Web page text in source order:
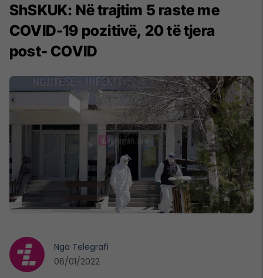
ShSKUK: Në trajtim 5 raste me
COVID-19 pozitivë, 20 të tjera
post- COVID
Nga Telegrafi
06/01/2022